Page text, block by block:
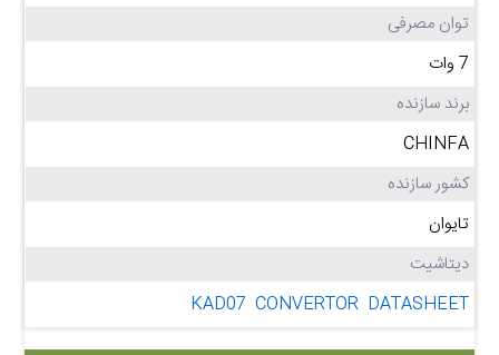
توان مصرفی
7 وات
برند سازنده
CHINFA
کشور سازنده
تایوان
دیتاشیت
KAD07 CONVERTOR DATASHEET